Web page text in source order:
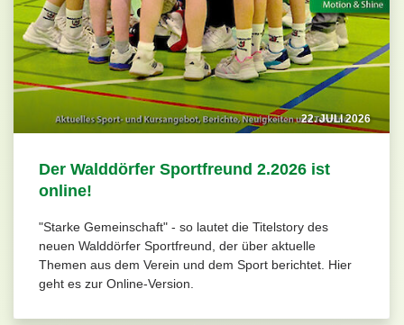
22. JULI 2026
Der Walddörfer Sportfreund 2.2026 ist
online!
"Starke Gemeinschaft" - so lautet die Titelstory des
neuen Walddörfer Sportfreund, der über aktuelle
Themen aus dem Verein und dem Sport berichtet. Hier
geht es zur Online-Version.